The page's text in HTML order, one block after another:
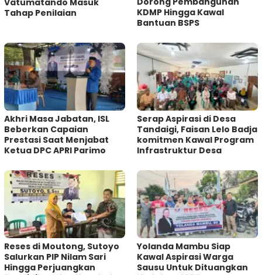
Vatumatando Masuk
Tahap Penilaian
KDMP Hingga Kawal
Bantuan BSPS
Akhri Masa Jabatan, ISL
Beberkan Capaian
Prestasi Saat Menjabat
Ketua DPC APRI Parimo
Serap Aspirasi di Desa
Tandaigi, Faisan Lelo Badja
komitmen Kawal Program
Infrastruktur Desa
Reses di Moutong, Sutoyo
Salurkan PIP Nilam Sari
Hingga Perjuangkan
Yolanda Mambu Siap
Kawal Aspirasi Warga
Sausu Untuk Dituangkan